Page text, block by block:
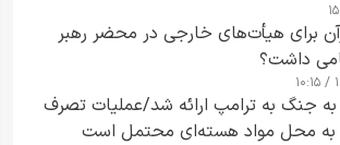
برای هیأت‌های خارجی در محضر رهبر
داشت؟
جنگ به ترامپ ارائه شد/عملیات تصرف
به محل مواد هسته‌ای محتمل است